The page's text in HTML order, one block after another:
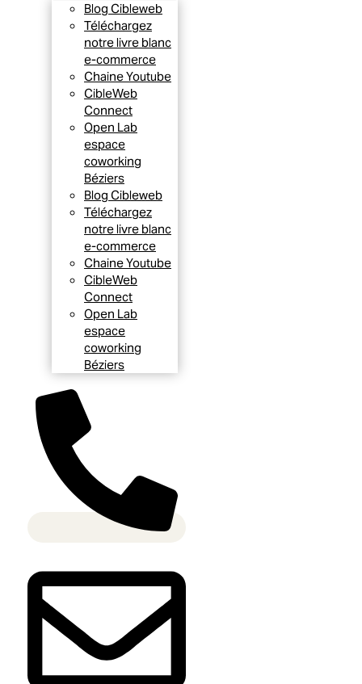
Blog Cibleweb
Téléchargez
notre livre blanc
e-commerce
Chaine Youtube
CibleWeb
Connect
Open Lab
espace
coworking
Béziers
Blog Cibleweb
Téléchargez
notre livre blanc
e-commerce
Chaine Youtube
CibleWeb
Connect
Open Lab
espace
coworking
Béziers